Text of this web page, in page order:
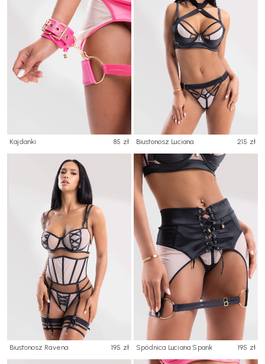
Kajdanki 85 zł Biustonosz Luciana 215 zł
Biustonosz Ravena 195 zł Spódnica Luciana Spank 195 zł